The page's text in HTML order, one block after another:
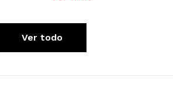
Ver todo